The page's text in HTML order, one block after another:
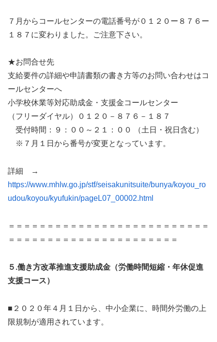
７月からコールセンターの電話番号が０１２０ー８７６ー
１８７に変わりました。ご注意下さい。
★お問合せ先
支給要件の詳細や申請書類の書き方等のお問い合わせはコ
ールセンターへ
小学校休業等対応助成金・支援金コールセンター
（フリーダイヤル）０１２０－８７６－１８７
受付時間：９：００～２１：００ （土日・祝日含む）
※７月１日から番号が変更となっています。
詳細 →
https://www.mhlw.go.jp/stf/seisakunitsuite/bunya/koyou_ro
udou/koyou/kyufukin/pageL07_00002.html
＝＝＝＝＝＝＝＝＝＝＝＝＝＝＝＝＝＝＝＝＝＝＝＝＝＝
＝＝＝＝＝＝＝＝＝＝＝＝＝＝＝＝＝＝＝＝＝＝
５.働き方改革推進支援助成金（労働時間短縮・年休促進
支援コース）
■２０２０年４月１日から、中小企業に、時間外労働の上
限規制が適用されています。